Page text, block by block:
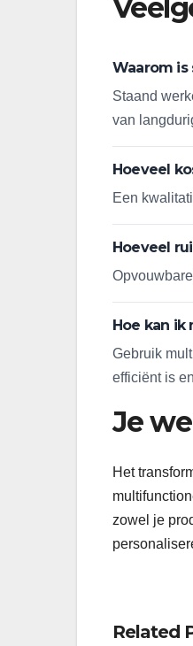
Waarom is
Staand
van
Hoeveel
Een
Hoeveel
Hoe kan
Gebruik
efficiënt is
Je
Het
zowel je
Related